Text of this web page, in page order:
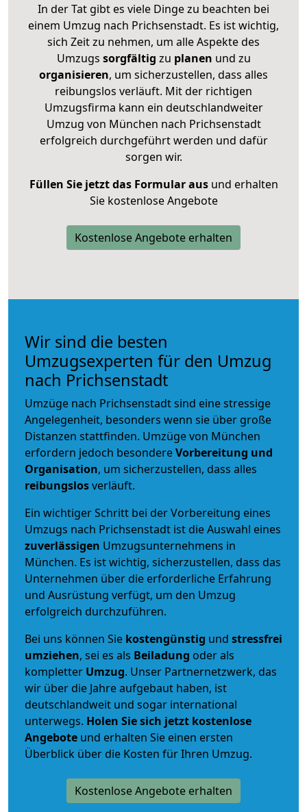
In der Tat gibt es viele Dinge zu beachten bei
einem Umzug nach Prichsenstadt. Es ist wichtig,
sich Zeit zu nehmen, um alle Aspekte des
Umzugs sorgfältig zu planen und zu
organisieren, um sicherzustellen, dass alles
reibungslos verläuft. Mit der richtigen
Umzugsfirma kann ein deutschlandweiter
Umzug von München nach Prichsenstadt
erfolgreich durchgeführt werden und dafür
sorgen wir.
Füllen Sie jetzt das Formular ausund erhalten
Sie kostenlose Angebote
Kostenlose Angebote erhalten
Wir sind die besten
Umzugsexperten für den Umzug
nach Prichsenstadt
Umzüge nach Prichsenstadt sind eine stressige
Angelegenheit, besonders wenn sie über große
Distanzen stattfinden. Umzüge von München
erfordern jedoch besondereVorbereitung und
Organisation, um sicherzustellen, dass alles
reibungslosverläuft.
Ein wichtiger Schritt bei der Vorbereitung eines
Umzugs nach Prichsenstadt ist die Auswahl eines
zuverlässigen Umzugsunternehmens in
München. Es ist wichtig, sicherzustellen, dass das
Unternehmen über die erforderliche Erfahrung
und Ausrüstung verfügt, um den Umzug
erfolgreich durchzuführen.
Bei uns können Sie kostengünstig und stressfrei
umziehen, sei es als Beiladung oder als
kompletter Umzug. Unser Partnernetzwerk, das
wir über die Jahre aufgebaut haben, ist
deutschlandweit und sogar international
unterwegs. Holen Sie sich jetzt kostenlose
Angebote und erhalten Sie einen ersten
Überblick über die Kosten für Ihren Umzug.
Kostenlose Angebote erhalten